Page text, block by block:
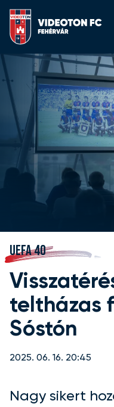
UEFA 40
teltházas
Sóstón
2025. 06. 16. 20:45
Nagy sikert